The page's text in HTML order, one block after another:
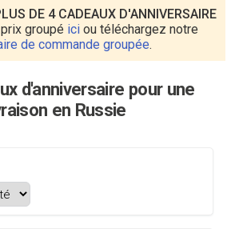
DE 4 CADEAUX D'ANNIVERSAIRE
groupé iciou téléchargez notre
de commande groupée.
d'anniversaire pour une
en Russie